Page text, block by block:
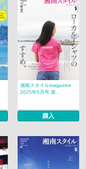
湘南スタイルmagazine
2025年5月号 第...
購入